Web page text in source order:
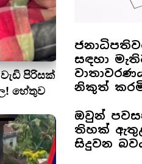
පිරිසක්
හේතුව
සඳහා
නිකුත්
ඔවුන්
තිහක්
සිදුවන